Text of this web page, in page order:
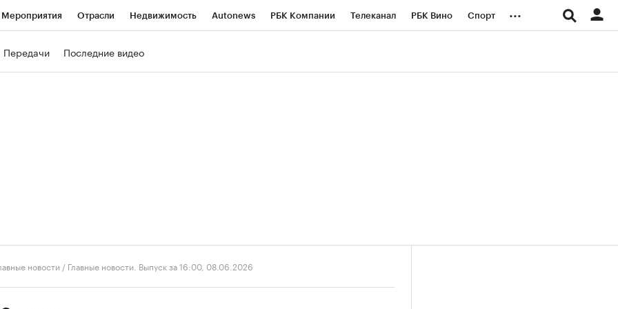
Мероприятия Отрасли Недвижимость Autonews РБК Компании Телеканал РБК Вино Спорт ...
Передачи Последние видео
новости / Главные новости. Выпуск за 16:00, 08.06.2026